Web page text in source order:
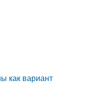
как вариант